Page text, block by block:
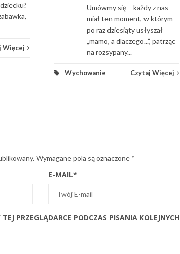
Więcej
Umówmy się – każdy z nas
miał ten moment, w którym
po raz dziesiąty usłyszał
„mamo, a dlaczego...”, patrząc
na rozsypany...
Wychowanie Czytaj Więcej
Wymagane pola są oznaczone *
E-MAIL*
PRZEGLĄDARCE PODCZAS PISANIA